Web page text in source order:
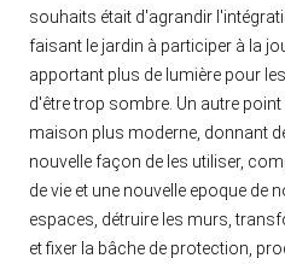
souhaits était d'agrandir
faisant le jardin à participer à la
apportant plus de lumière pour
d'être trop sombre. Un autre
maison plus moderne, donnant
nouvelle façon de les utiliser,
de vie et une nouvelle epoque de
espaces, détruire les murs,
et fixer la bâche de protection,